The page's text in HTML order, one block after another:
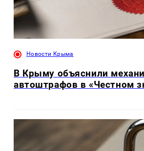
Новости Крыма
В Крыму объяснили
автоштрафов в «Честном